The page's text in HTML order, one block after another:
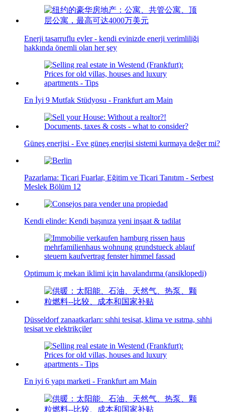
Enerji tasarruflu evler - kendi evinizde enerji verimliliği
hakkında önemli olan her şey
En İyi 9 Mutfak Stüdyosu - Frankfurt am Main
Güneş enerjisi - Eve güneş enerjisi sistemi kurmaya değer mi?
Pazarlama: Ticari Fuarlar, Eğitim ve Ticari Tanıtım - Serbest
Meslek Bölüm 12
Kendi elinde: Kendi başınıza yeni inşaat & tadilat
Optimum iç mekan iklimi için havalandırma (ansiklopedi)
Düsseldorf zanaatkarları: sıhhi tesisat, klima ve ısıtma, sıhhi
tesisat ve elektrikçiler
En iyi 6 yapı marketi - Frankfurt am Main